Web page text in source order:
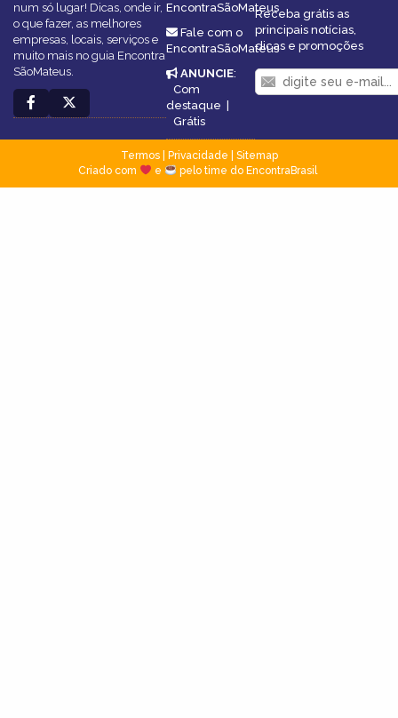
num só lugar! Dicas, onde ir,
o que fazer, as melhores
empresas, locais, serviços e
muito mais no guia Encontra
SãoMateus.
EncontraSãoMateus
Fale com o
EncontraSãoMateus
ANUNCIE:
Com
destaque
Grátis
Receba grátis as
principais notícias,
dicas e promoções
Termos| Privacidade
Sitemap
Criado com
e pelo time do EncontraBrasil